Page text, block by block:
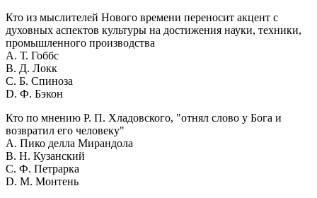
Кто из мыслителей Нового времени переносит акцент с
духовных аспектов культуры на достижения науки, техники,
промышленного производства
A. Т. Гоббс
B. Д. Локк
C. Б. Спиноза
D. Ф. Бэкон
Кто по мнению Р. П. Хладовского, "отнял слово у Бога и
возвратил его человеку"
A. Пико делла Мирандола
B. Н. Кузанский
C. Ф. Петрарка
D. М. Монтень